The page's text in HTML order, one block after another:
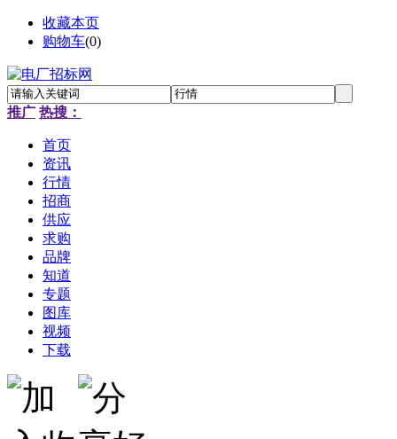
收藏本页
购物车(0)
推广 热搜：
首页
资讯
行情
招商
供应
求购
品牌
知道
专题
图库
视频
下载